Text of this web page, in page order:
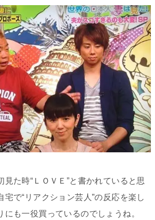
見た時“ＬＯＶＥ”と書かれていると思
で“リアクション芸人”の反応を楽し
にも一役買っているのでしょうね。